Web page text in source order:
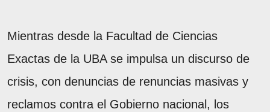
Mientras desde la Facultad de Ciencias
Exactas de la UBA se impulsa un discurso de
crisis, con denuncias de renuncias masivas y
reclamos contra el Gobierno nacional, los